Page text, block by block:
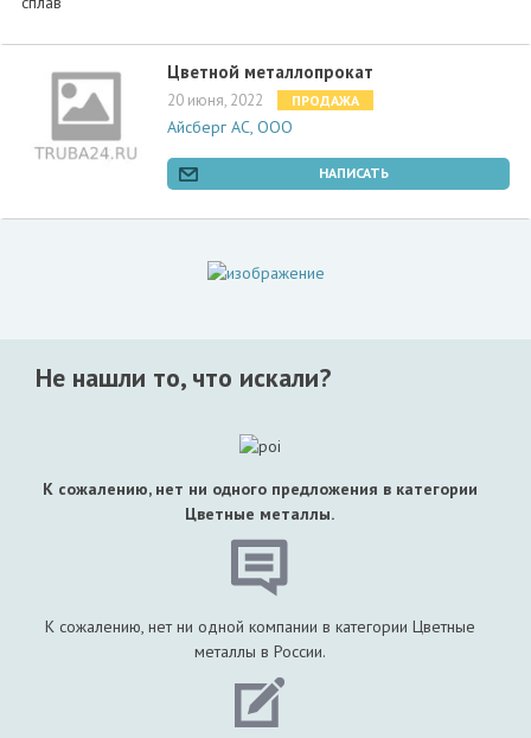
Цветной металлопрокат
20 июня, 2022 ПРОДАЖА
Айсберг АС, ООО
НАПИСАТЬ
Не нашли то, что искали?
К сожалению, нет ни одного предложения в категории
Цветные металлы.
К сожалению, нет ни одной компании в категории Цветные
металлы в России.